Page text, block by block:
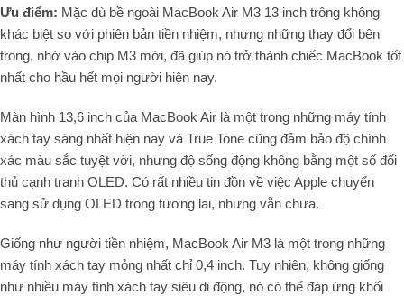
Ưu điểm: Mặc dù bề ngoài MacBook Air M3 13 inch trông không
khác biệt so với phiên bản tiền nhiệm, nhưng những thay đổi bên
trong, nhờ vào chip M3 mới, đã giúp nó trở thành chiếc MacBook tốt
nhất cho hầu hết mọi người hiện nay.
Màn hình 13,6 inch của MacBook Air là một trong những máy tính
xách tay sáng nhất hiện nay và True Tone cũng đảm bảo độ chính
xác màu sắc tuyệt vời, nhưng độ sống động không bằng một số đối
thủ cạnh tranh OLED. Có rất nhiều tin đồn về việc Apple chuyển
sang sử dụng OLED trong tương lai, nhưng vẫn chưa.
Giống như người tiền nhiệm, MacBook Air M3 là một trong những
máy tính xách tay mỏng nhất chỉ 0,4 inch. Tuy nhiên, không giống
như nhiều máy tính xách tay siêu di động, nó có thể đáp ứng khối